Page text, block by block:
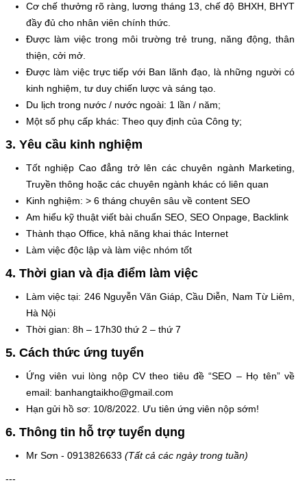
Cơ chế thưởng rõ ràng, lương tháng 13, chế độ BHXH, BHYT
đầy đủ cho nhân viên chính thức.
Được làm việc trong môi trường trẻ trung, năng động, thân
thiện, cởi mở.
Được làm việc trực tiếp với Ban lãnh đạo, là những người có
kinh nghiệm, tư duy chiến lược và sáng tạo.
Du lịch trong nước / nước ngoài: 1 lần / năm;
Một số phụ cấp khác: Theo quy định của Công ty;
3. Yêu cầu kinh nghiệm
Tốt nghiệp Cao đẳng trở lên các chuyên ngành Marketing,
Truyền thông hoặc các chuyên ngành khác có liên quan
Kinh nghiệm: > 6 tháng chuyên sâu về content SEO
Am hiểu kỹ thuật viết bài chuẩn SEO, SEO Onpage, Backlink
Thành thạo Office, khả năng khai thác Internet
Làm việc độc lập và làm việc nhóm tốt
4. Thời gian và địa điểm làm việc
Làm việc tại: 246 Nguyễn Văn Giáp, Cầu Diễn, Nam Từ Liêm,
Hà Nội
Thời gian: 8h – 17h30 thứ 2 – thứ 7
5. Cách thức ứng tuyển
Ứng viên vui lòng nộp CV theo tiêu đề “SEO – Họ tên” về
email: banhangtaikho@gmail.com
Hạn gửi hồ sơ: 10/8/2022. Ưu tiên ứng viên nộp sớm!
6. Thông tin hỗ trợ tuyển dụng
Mr Sơn - 0913826633 (Tất cả các ngày trong tuần)
---